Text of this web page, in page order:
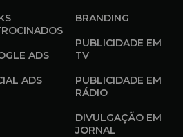
ADS
ADS
BRANDING
PUBLICIDADE EM
TV
PUBLICIDADE EM
RÁDIO
DIVULGAÇÃO EM
JORNAL